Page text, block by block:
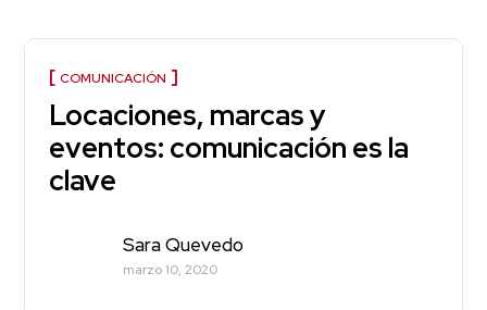
COMUNICACIÓN
Locaciones, marcas y
eventos: comunicación es la
clave
Sara Quevedo
marzo 10, 2020